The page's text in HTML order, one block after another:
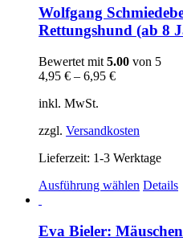
Wolfgang
Rettungshund (ab 8
Bewertet mit 5.00 von 5
4,95 € – 6,95 €
inkl. MwSt.
zzgl. Versandkosten
Lieferzeit: 1-3 Werktage
Ausführung wählen Dieses
mehrere
Details
Eva Bieler: